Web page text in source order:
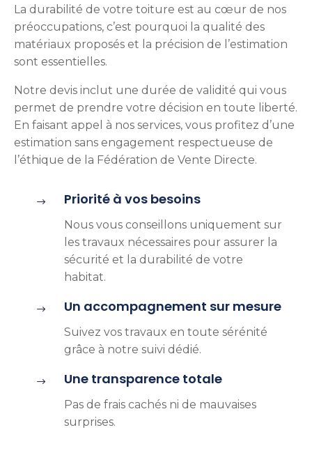
La durabilité de votre toiture est au cœur de nos
préoccupations, c’est pourquoi la qualité des
matériaux proposés et la précision de l’estimation
sont essentielles.
Notre devis inclut une durée de validité qui vous
permet de prendre votre décision en toute liberté.
En faisant appel à nos services, vous profitez d’une
estimation sans engagement respectueuse de
l’éthique de la Fédération de Vente Directe.
$ Priorité à vos besoins
Nous vous conseillons uniquement sur
les travaux nécessaires pour assurer la
sécurité et la durabilité de votre
habitat.
$ Un accompagnement sur mesure
Suivez vos travaux en toute sérénité
grâce à notre suivi dédié.
$ Une transparence totale
Pas de frais cachés ni de mauvaises
surprises.